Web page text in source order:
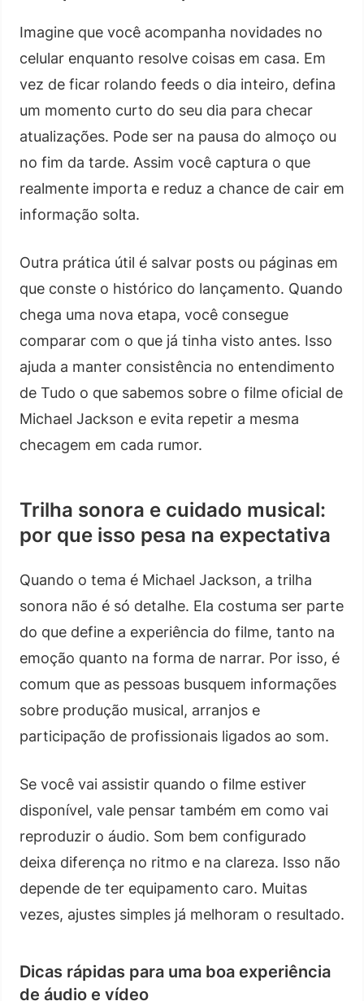
Imagine que você acompanha novidades no
celular enquanto resolve coisas em casa. Em
vez de ficar rolando feeds o dia inteiro, defina
um momento curto do seu dia para checar
atualizações. Pode ser na pausa do almoço ou
no fim da tarde. Assim você captura o que
realmente importa e reduz a chance de cair em
informação solta.
Outra prática útil é salvar posts ou páginas em
que conste o histórico do lançamento. Quando
chega uma nova etapa, você consegue
comparar com o que já tinha visto antes. Isso
ajuda a manter consistência no entendimento
de Tudo o que sabemos sobre o filme oficial de
Michael Jackson e evita repetir a mesma
checagem em cada rumor.
Trilha sonora e cuidado musical:
por que isso pesa na expectativa
Quando o tema é Michael Jackson, a trilha
sonora não é só detalhe. Ela costuma ser parte
do que define a experiência do filme, tanto na
emoção quanto na forma de narrar. Por isso, é
comum que as pessoas busquem informações
sobre produção musical, arranjos e
participação de profissionais ligados ao som.
Se você vai assistir quando o filme estiver
disponível, vale pensar também em como vai
reproduzir o áudio. Som bem configurado
deixa diferença no ritmo e na clareza. Isso não
depende de ter equipamento caro. Muitas
vezes, ajustes simples já melhoram o resultado.
Dicas rápidas para uma boa experiência
de áudio e vídeo